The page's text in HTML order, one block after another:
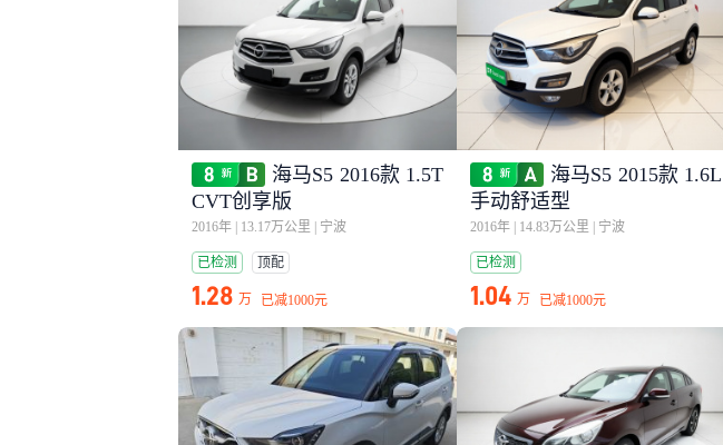
海马S5 2016款 1.5T
CVT创享版
2016年 13.17万公里 宁波
已检测 顶配
1.28 万 已减1000元
海马S5 2015款 1.6L
手动舒适型
2016年 14.83万公里 宁波
已检测
1.04 万 已减1000元